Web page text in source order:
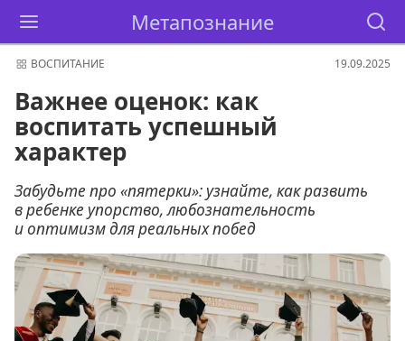
Метапознание
ВОСПИТАНИЕ 19.09.2025
Важнее оценок: как
воспитать успешный
характер
Забудьте про «пятерки»: узнайте, как развить
в ребенке упорство, любознательность
и оптимизм для реальных побед